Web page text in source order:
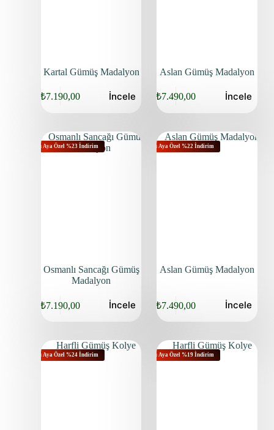
Kartal Gümüş Madalyon
₺7.190,00 İncele
Aslan Gümüş Madalyon
₺7.490,00 İncele
Bu Aya Özel %23 İndirim
Osmanlı Sancağı Gümüş
Madalyon
₺7.190,00 İncele
Bu Aya Özel %22 İndirim
Aslan Gümüş Madalyon
₺7.490,00 İncele
Bu Aya Özel %24 İndirim Bu Aya Özel %19 İndirim